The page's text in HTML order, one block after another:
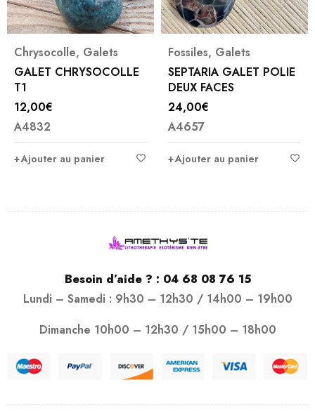
Chrysocolle, Galets
GALET CHRYSOCOLLE
T1
12,00€
A4832
Ajouter au panier
Fossiles, Galets
SEPTARIA GALET POLIE
DEUX FACES
24,00€
A4657
Ajouter au panier
Besoin d’aide ? : 04 68 08 76 15
Lundi – Samedi : 9h30 – 12h30 / 14h00 – 19h00
Dimanche 10h00 – 12h30 / 15h00 – 18h00